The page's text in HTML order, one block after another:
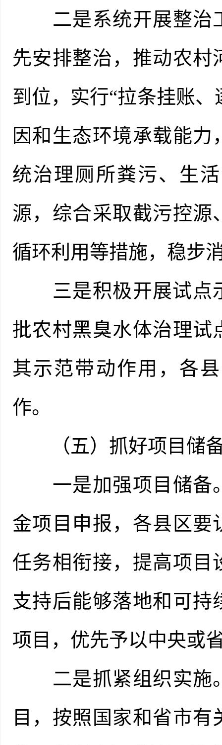
二是系统开展整治
先安排整治，推动农村
到位，实行“拉条挂账
因和生态环境承载能
统治理厕所粪污、生
源，综合采取截污控源
循环利用等措施，稳步
三是积极开展试点示
批农村黑臭水体治理试
其示范带动作用，各
作。
（五）抓好项目储
一是加强项目储备
金项目申报，各县区要
任务相衔接，提高项目
支持后能够落地和可
项目，优先予以中央或
二是抓紧组织实施
目，按照国家和省市